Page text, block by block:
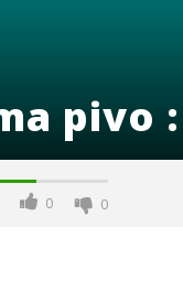
pivo
0 0